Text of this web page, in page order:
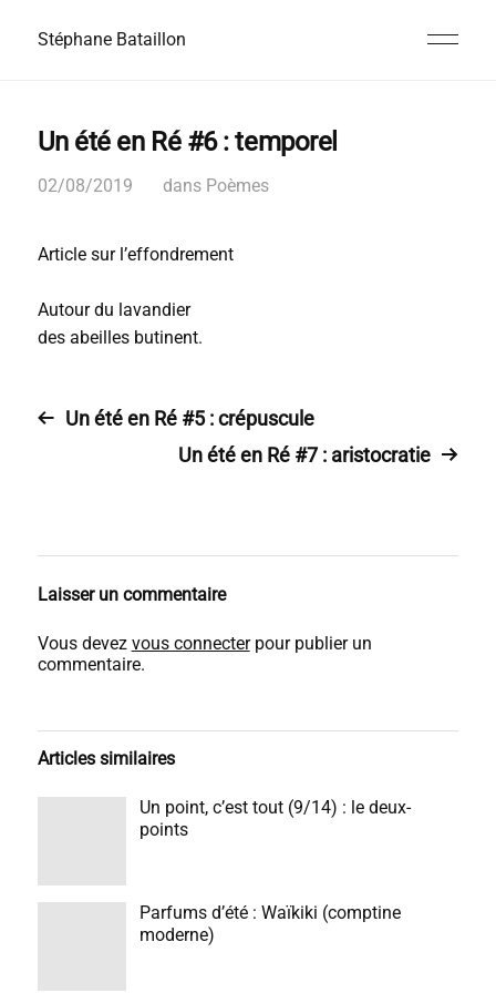
Stéphane Bataillon
Un été en Ré #6 : temporel
02/08/2019 dans Poèmes
Article sur l’effondrement
Autour du lavandier
des abeilles butinent.
Un été en Ré #5 : crépuscule
Un été en Ré #7 : aristocratie
Laisser un commentaire
Vous devez vous connecterpour publier un
commentaire.
Articles similaires
Un point, c’est tout (9/14) : le deux-
points
Parfums d’été : Waïkiki (comptine
moderne)